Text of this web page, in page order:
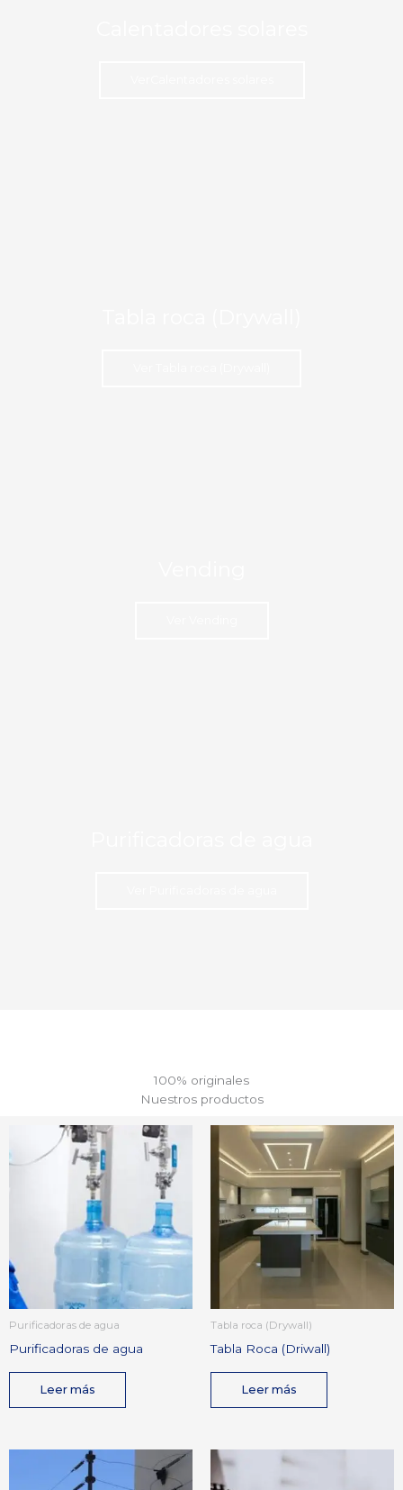
100% originales
Nuestros productos
Purificadoras de agua
Purificadoras de agua
Leer más
Tabla roca (Drywall)
Tabla Roca (Driwall)
Leer más